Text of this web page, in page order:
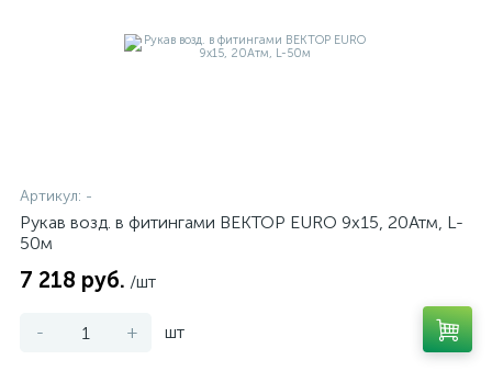
Артикул: -
Рукав возд. в фитингами ВЕКТОР EURO 9х15, 20Атм, L-
50м
7 218 руб. /шт
- + шт